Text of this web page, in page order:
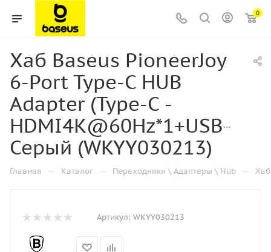
0
Хаб Baseus PioneerJoy
6-Port Type-C HUB
Adapter (Type-C -
Серый (WKYY030213)
Главная — Каталог — Переходники \ Адаптеры \ Hub —
Артикул: WKYY030213